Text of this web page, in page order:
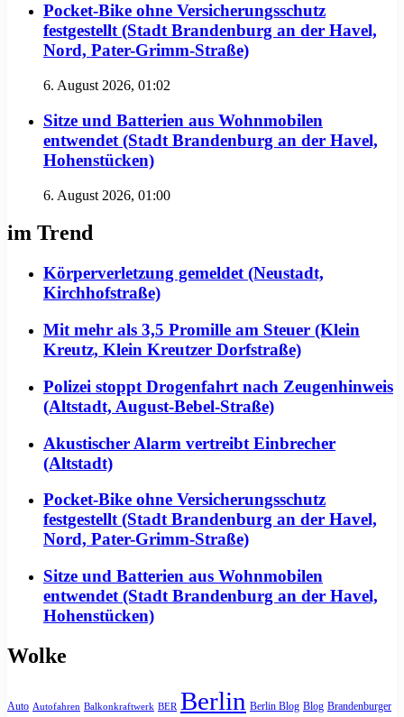
Pocket-Bike ohne Versicherungsschutz
festgestellt (Stadt Brandenburg an der Havel,
Nord, Pater-Grimm-Straße)
6. August 2026, 01:02
Sitze und Batterien aus Wohnmobilen
entwendet (Stadt Brandenburg an der Havel,
Hohenstücken)
6. August 2026, 01:00
im Trend
Körperverletzung gemeldet (Neustadt,
Kirchhofstraße)
Mit mehr als 3,5 Promille am Steuer (Klein
Kreutz, Klein Kreutzer Dorfstraße)
Polizei stoppt Drogenfahrt nach Zeugenhinweis
(Altstadt, August-Bebel-Straße)
Akustischer Alarm vertreibt Einbrecher
(Altstadt)
Pocket-Bike ohne Versicherungsschutz
festgestellt (Stadt Brandenburg an der Havel,
Nord, Pater-Grimm-Straße)
Sitze und Batterien aus Wohnmobilen
entwendet (Stadt Brandenburg an der Havel,
Hohenstücken)
Wolke
Auto Autofahren Balkonkraftwerk BER Berlin Berlin Blog Blog Brandenburger